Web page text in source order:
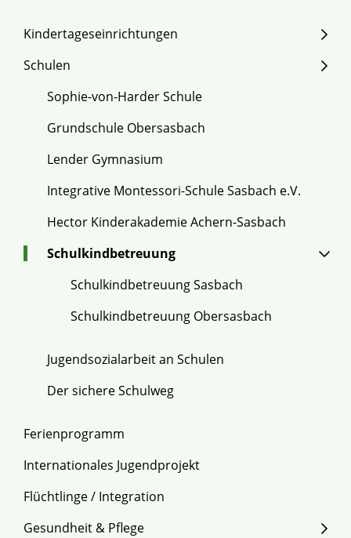
Kindertageseinrichtungen
Schulen
Sophie-von-Harder Schule
Grundschule Obersasbach
Lender Gymnasium
Integrative Montessori-Schule Sasbach e.V.
Hector Kinderakademie Achern-Sasbach
Schulkindbetreuung
Schulkindbetreuung Sasbach
Schulkindbetreuung Obersasbach
Jugendsozialarbeit an Schulen
Der sichere Schulweg
Ferienprogramm
Internationales Jugendprojekt
Flüchtlinge / Integration
Gesundheit & Pflege